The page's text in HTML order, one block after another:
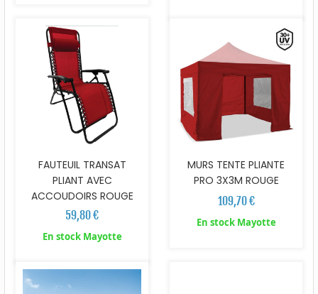
FAUTEUIL TRANSAT
PLIANT AVEC
ACCOUDOIRS ROUGE
59,80 €
En stock Mayotte
MURS TENTE PLIANTE
PRO 3X3M ROUGE
109,70 €
En stock Mayotte